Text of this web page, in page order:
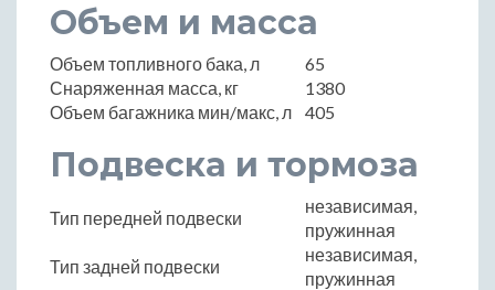
Объем и масса
Объем топливного бака, л
65
Снаряженная масса, кг
1380
Объем багажника мин/макс, л
405
Подвеска и тормоза
Тип передней подвески
независимая,
пружинная
Тип задней подвески
независимая,
пружинная